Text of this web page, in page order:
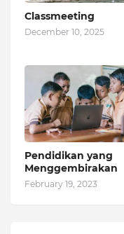
Classmeeting
December 10, 2025
Pendidikan yang
Menggembirakan
February 19, 2023